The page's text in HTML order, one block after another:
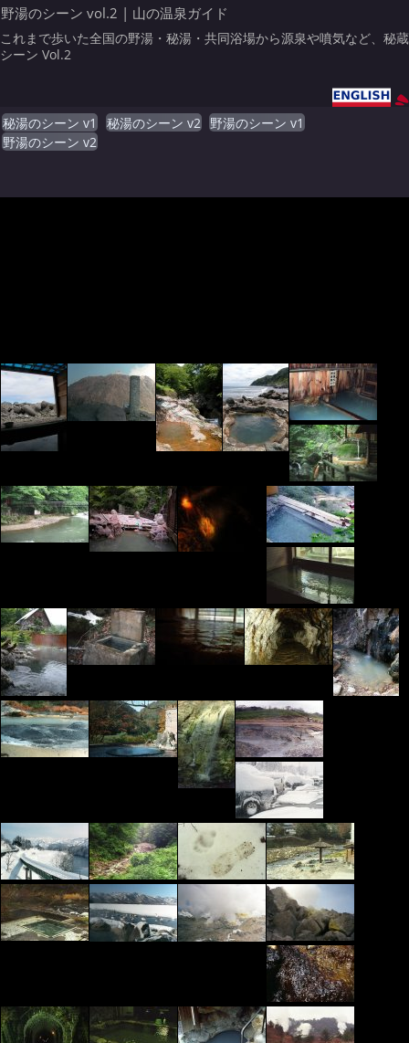
野湯のシーン vol.2 | 山の温泉ガイド
これまで歩いた全国の野湯・秘湯・共同浴場から源泉や噴気など、秘蔵
シーン Vol.2
秘湯のシーン v1 秘湯のシーン v2
野湯のシーン v1
野湯のシーン v2